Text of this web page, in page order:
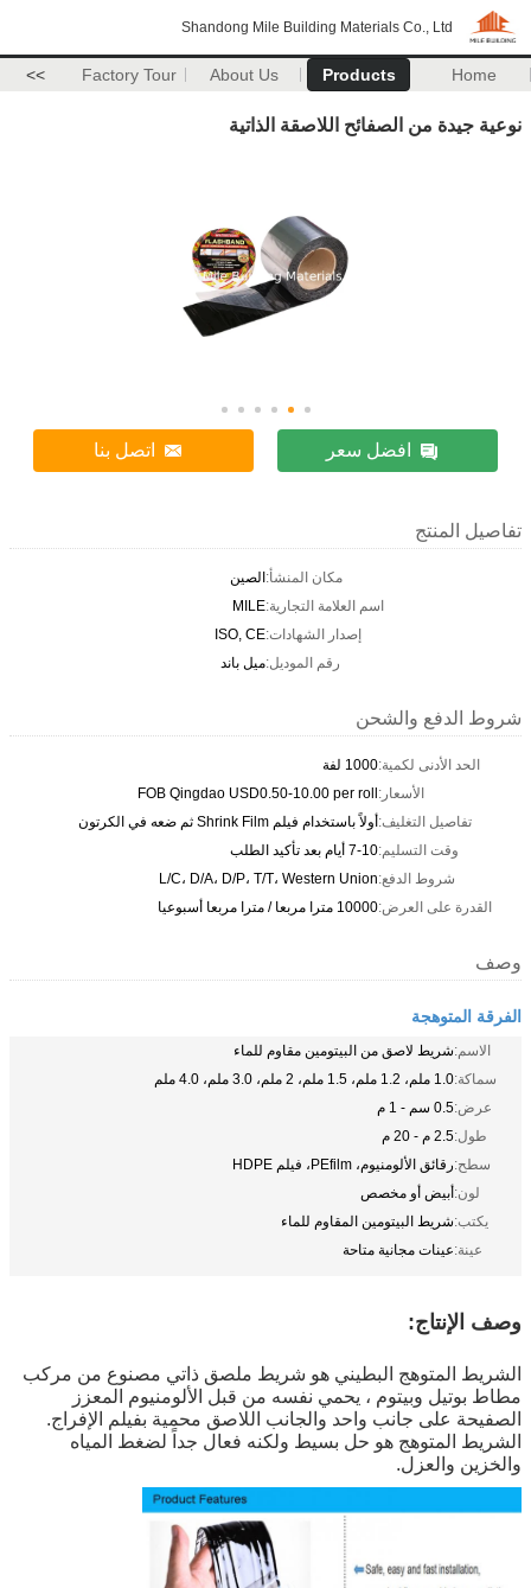
Shandong Mile Building Materials Co., Ltd
Home
Products
About Us
Factory Tour
>>
نوعية جيدة من الصفائح اللاصقة الذاتية
افضل سعر اتصل بنا
تفاصيل المنتج
مكان المنشأ:الصين
اسم العلامة التجارية:MILE
إصدار الشهادات:ISO, CE
رقم الموديل:ميل باند
شروط الدفع والشحن
الحد الأدنى لكمية:1000 لفة
الأسعار:FOB Qingdao USD0.50-10.00 per roll
تفاصيل التغليف:أولاً باستخدام فيلم Shrink Film ثم ضعه في الكرتون
وقت التسليم:7-10 أيام بعد تأكيد الطلب
شروط الدفع:L/C، D/A، D/P، T/T، Western Union
القدرة على العرض:10000 مترا مربعا / مترا مربعا أسبوعيا
وصف
الفرقة المتوهجة
الاسم:شريط لاصق من البيتومين مقاوم للماء
سماكة:1.0 ملم، 1.2 ملم، 1.5 ملم، 2 ملم، 3.0 ملم، 4.0 ملم
عرض:0.5 سم - 1 م
طول:2.5 م - 20 م
سطح:رقائق الألومنيوم، PEfilm، فيلم HDPE
لون:أبيض أو مخصص
يكتب:شريط البيتومين المقاوم للماء
عينة:عينات مجانية متاحة
وصف الإنتاج:
مطاط بوتيل وبيتوم ، يحمي نفسه من قبل الألومنيوم المعزز
الصفيحة على جانب واحد والجانب اللاصق محمية بفيلم الإفراج.
والخزين والعزل.